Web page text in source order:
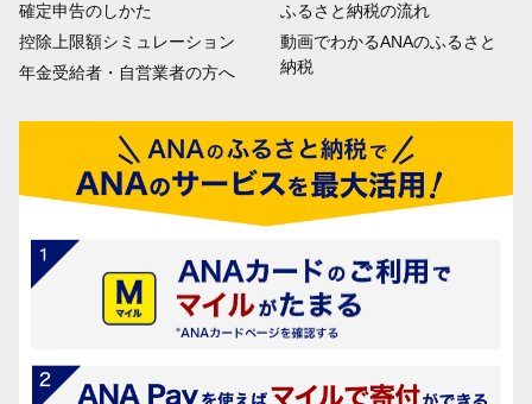
確定申告のしかた
控除上限額シミュレーション
年金受給者・自営業者の方へ
ふるさと納税の流れ
動画でわかるANAのふるさと
納税